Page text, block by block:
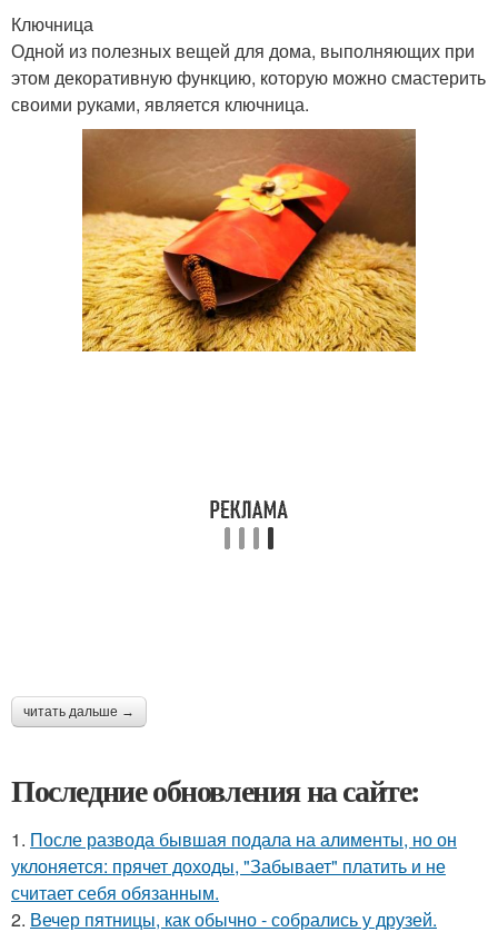
Ключница
Одной из полезных вещей для дома, выполняющих при
этом декоративную функцию, которую можно смастерить
своими руками, является ключница.
читать дальше →
Последние обновления на сайте:
1. После развода бывшая подала на алименты, но он
уклоняется: прячет доходы, "Забывает" платить и не
считает себя обязанным.
2. Вечер пятницы, как обычно - собрались у друзей.